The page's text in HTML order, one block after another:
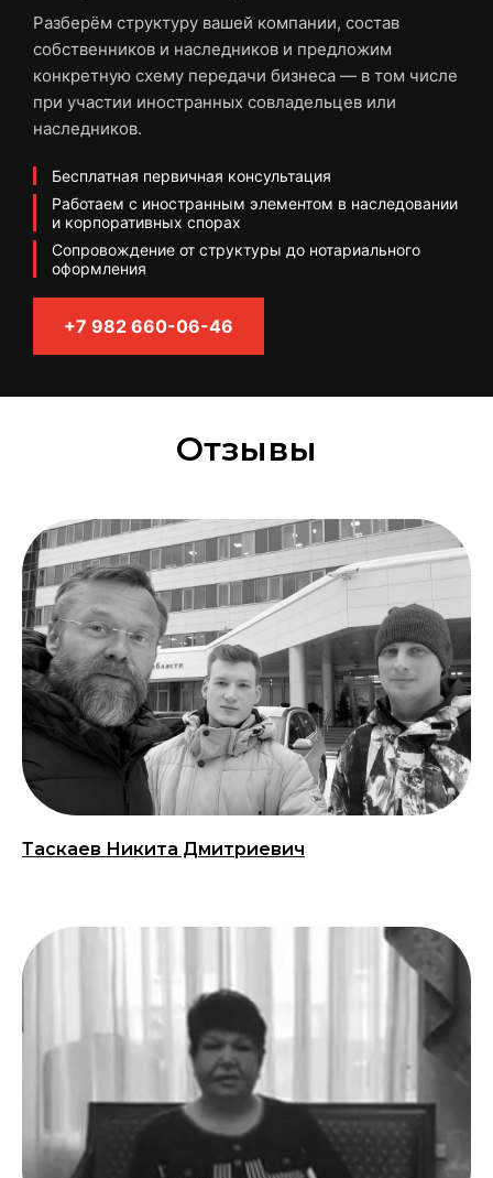
Разберём структуру вашей компании, состав
собственников и наследников и предложим
конкретную схему передачи бизнеса — в том числе
при участии иностранных совладельцев или
наследников.
Бесплатная первичная консультация
Работаем с иностранным элементом в наследовании
и корпоративных спорах
Сопровождение от структуры до нотариального
оформления
+7 982 660-06-46
Отзывы
Таскаев Никита Дмитриевич